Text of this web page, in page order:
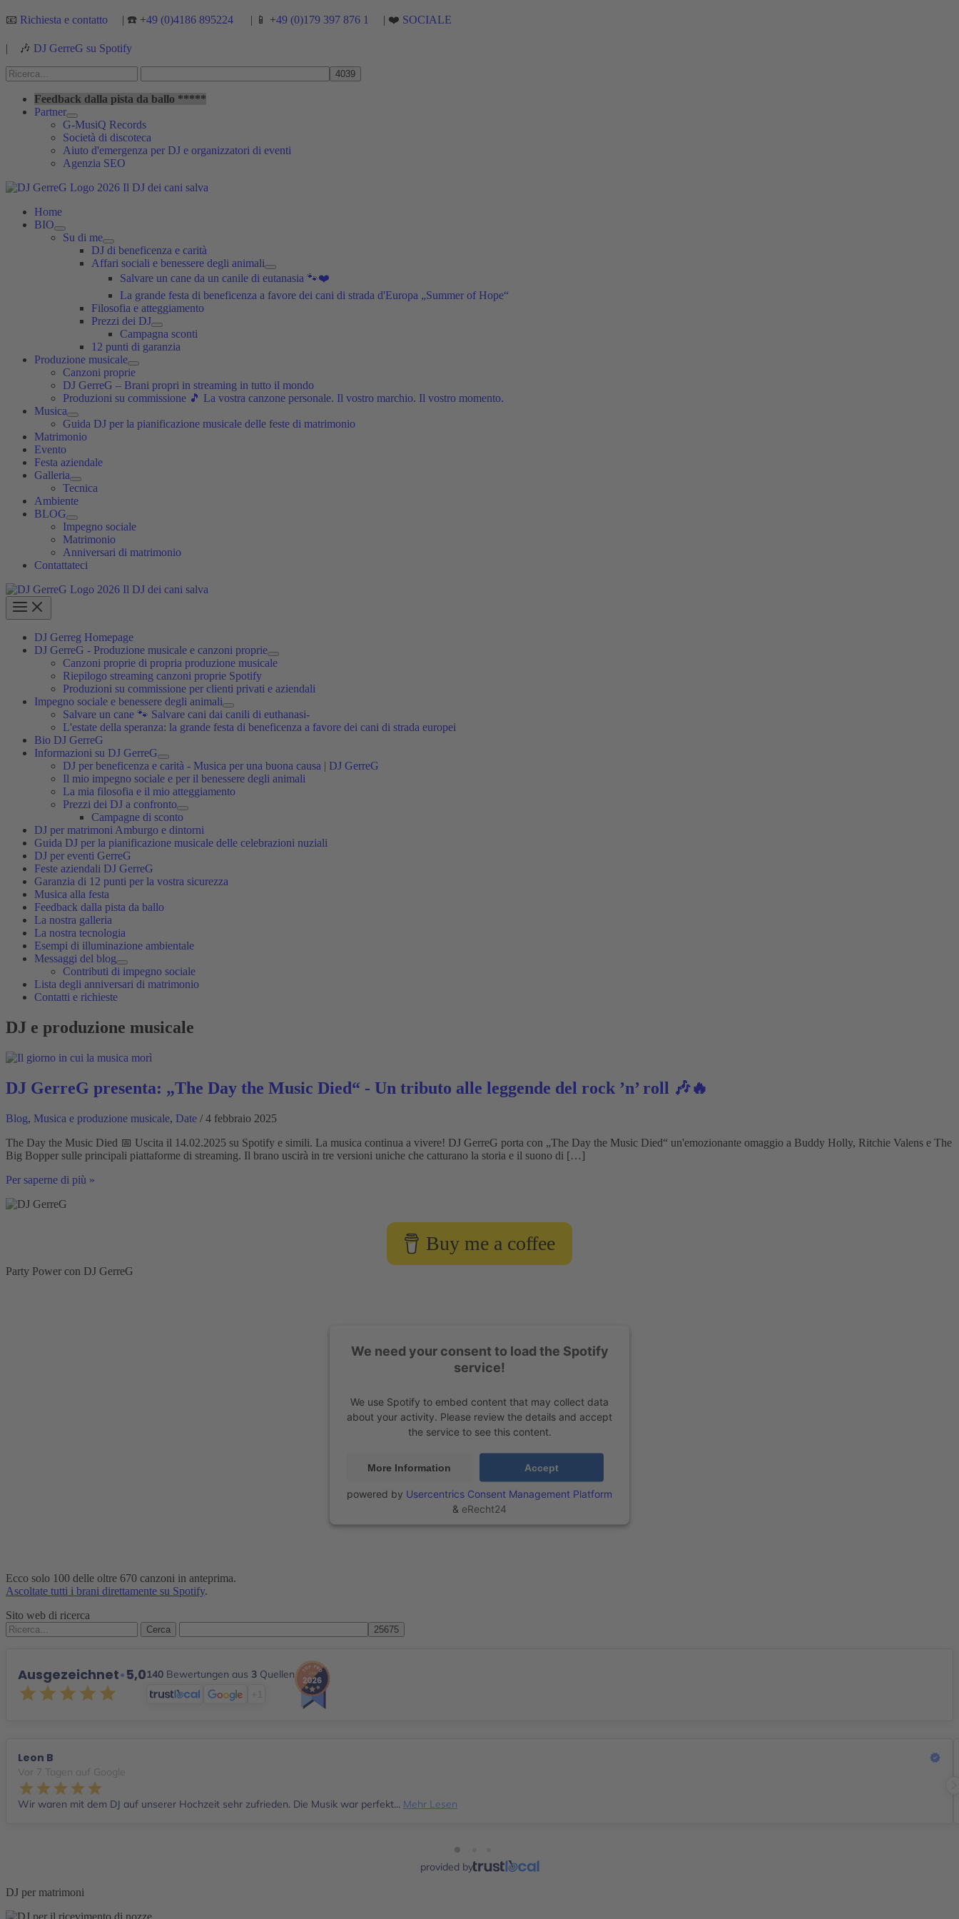
Vai
contenuto
📧 Richiesta e contatto | ☎️ +49 (0)4186 895224 | 📱 +49 (0)179 397 876 1 | ❤️ SOCIALE
| 🎶 DJ GerreG su Spotify
Cerca:
Feedback dalla pista da ballo *****
Partner
G-MusiQ Records
Società di discoteca
Aiuto d'emergenza per DJ e organizzatori di eventi
Agenzia SEO
Home
BIO
Su di me
DJ di beneficenza e carità
Affari sociali e benessere degli animali
Salvare un cane da un canile di eutanasia 🐾❤️
La grande festa di beneficenza a favore dei cani di strada d'Europa „Summer of Hope“
Filosofia e atteggiamento
Prezzi dei DJ
Campagna sconti
12 punti di garanzia
Produzione musicale
Canzoni proprie
DJ GerreG – Brani propri in streaming in tutto il mondo
Produzioni su commissione 🎵 La vostra canzone personale. Il vostro marchio. Il vostro momento.
Musica
Guida DJ per la pianificazione musicale delle feste di matrimonio
Matrimonio
Evento
Festa aziendale
Galleria
Tecnica
Ambiente
BLOG
Impegno sociale
Matrimonio
Anniversari di matrimonio
Contattateci
DJ Gerreg Homepage
DJ GerreG - Produzione musicale e canzoni proprie
Canzoni proprie di propria produzione musicale
Riepilogo streaming canzoni proprie Spotify
Produzioni su commissione per clienti privati e aziendali
Impegno sociale e benessere degli animali
Salvare un cane 🐾 Salvare cani dai canili di euthanasi-
L'estate della speranza: la grande festa di beneficenza a favore dei cani di strada europei
Bio DJ GerreG
Informazioni su DJ GerreG
DJ per beneficenza e carità - Musica per una buona causa | DJ GerreG
Il mio impegno sociale e per il benessere degli animali
La mia filosofia e il mio atteggiamento
Prezzi dei DJ a confronto
Campagne di sconto
DJ per matrimoni Amburgo e dintorni
Guida DJ per la pianificazione musicale delle celebrazioni nuziali
DJ per eventi GerreG
Feste aziendali DJ GerreG
Garanzia di 12 punti per la vostra sicurezza
Musica alla festa
Feedback dalla pista da ballo
La nostra galleria
La nostra tecnologia
Esempi di illuminazione ambientale
Messaggi del blog
Contributi di impegno sociale
Lista degli anniversari di matrimonio
Contatti e richieste
DJ e produzione musicale
DJ GerreG presenta: „The Day the Music Died“ - Un tributo alle leggende del rock ’n’ roll 🎶🔥
Blog, Musica e produzione musicale, Date / 4 febbraio 2025
The Day the Music Died 📅 Uscita il 14.02.2025 su Spotify e simili. La musica continua a vivere! DJ GerreG porta con „The Day the Music Died“ un'emozionante omaggio a Buddy Holly, Ritchie Valens e The
Big Bopper sulle principali piattaforme di streaming. Il brano uscirà in tre versioni uniche che catturano la storia e il suono di […]
DJ
presenta:
Died“
Per saperne di più »
Buy me a coffee
Party Power con DJ GerreG
We need your consent to load the Spotify
service!
We use Spotify to embed content that may collect data
about your activity. Please review the details and accept
the service to see this content.
More Information Accept
powered by Usercentrics Consent Management Platform
& eRecht24
Ecco solo 100 delle oltre 670 canzoni in anteprima.
Ascoltate tutti i brani direttamente su Spotify.
Sito web di ricerca
Cerca:
Ausgezeichnet•5,0140 Bewertungen aus 3 Quellen
+1
Leon B
Vor 7 Tagen auf Google
Wir waren mit dem DJ auf unserer Hochzeit sehr zufrieden. Die Musik war perfekt... Mehr Lesen
provided by
DJ per matrimoni